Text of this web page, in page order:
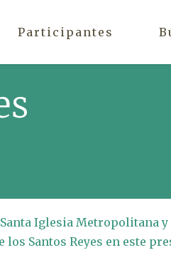
Participantes
Iglesia Metropolitana
Santos Reyes en este